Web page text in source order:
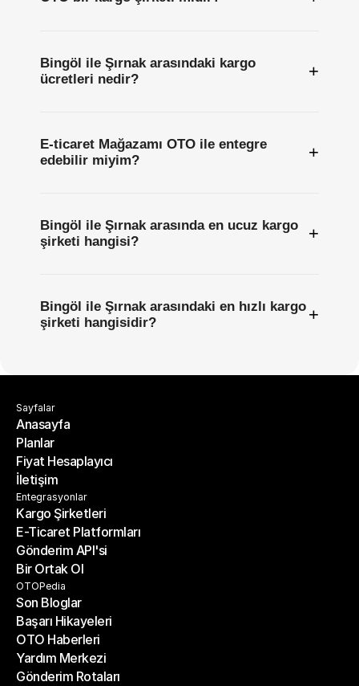
Bingöl ile Şırnak arasındaki kargo
ücretleri nedir?
+
E-ticaret Mağazamı OTO ile entegre
edebilir miyim?
+
Bingöl ile Şırnak arasında en ucuz kargo
şirketi hangisi?
+
Bingöl ile Şırnak arasındaki en hızlı kargo
şirketi hangisidir?
+
Sayfalar
Anasayfa
Anasayfa
Planlar
Planlar
Fiyat Hesaplayıcı
Fiyat Hesaplayıcı
İletişim
İletişim
Entegrasyonlar
Kargo Şirketleri
Kargo Şirketleri
E-Ticaret Platformları
E-Ticaret Platformları
Gönderim API'si
Gönderim API'si
Bir Ortak Ol
Bir Ortak Ol
OTOPedia
Son Bloglar
Son Bloglar
Başarı Hikayeleri
Başarı Hikayeleri
OTO Haberleri
OTO Haberleri
Yardım Merkezi
Yardım Merkezi
Gönderim Rotaları